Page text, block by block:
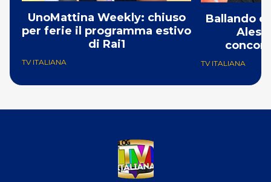
UnoMattina Weekly: chiuso
per ferie il programma estivo
di Rai1
TV ITALIANA
Ballando
TV ITALIANA